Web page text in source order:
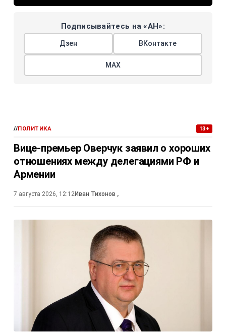
Подписывайтесь на «АН»:
Дзен ВКонтакте
МАХ
//ПОЛИТИКА 13+
Вице-премьер Оверчук заявил о хороших
отношениях между делегациями РФ и
Армении
7 августа 2026, 12:12Иван Тихонов ,